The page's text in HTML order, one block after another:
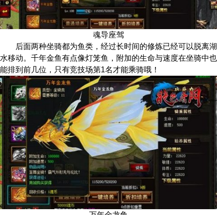
魂导座驾
后面两种坐骑都为鱼类，经过长时间的修炼已经可以脱离湖
水移动。千年金鱼有点像灯笼鱼，附加的生命与速度在坐骑中也
能排到前几位，只有竞技场第1名才能乘骑哦！